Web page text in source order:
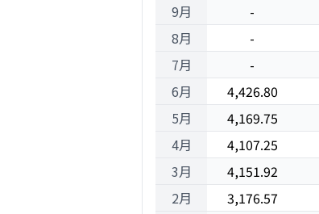
9月
8月
7月
6月
5月
4月
3月
2月
-
-
-
4,426.80
4,169.75
4,107.25
4,151.92
3,176.57